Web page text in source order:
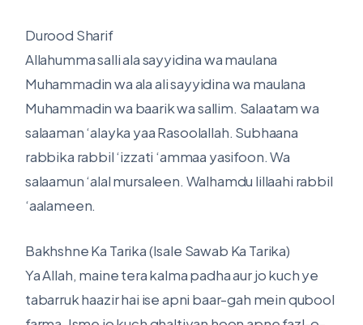
Durood Sharif
Allahumma salli ala sayyidina wa maulana
Muhammadin wa ala ali sayyidina wa maulana
Muhammadin wa baarik wa sallim. Salaatam wa
salaaman ‘alayka yaa Rasoolallah. Subhaana
rabbika rabbil ‘izzati ‘ammaa yasifoon. Wa
salaamun ‘alal mursaleen. Walhamdu lillaahi rabbil
‘aalameen.
Bakhshne Ka Tarika (Isale Sawab Ka Tarika)
Ya Allah, maine tera kalma padha aur jo kuch ye
tabarruk haazir hai ise apni baar-gah mein qubool